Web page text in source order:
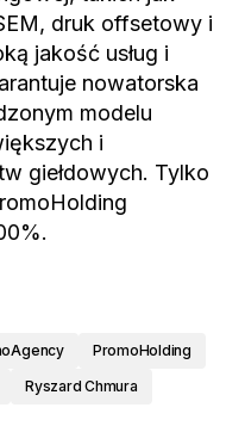
druk offsetowy i
jakość usług i
nowatorska
modelu
i
giełdowych. Tylko
PromoHolding
Ryszard Chmura